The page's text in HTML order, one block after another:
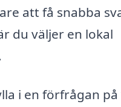
att få snabba
du väljer en lokal
i en förfrågan